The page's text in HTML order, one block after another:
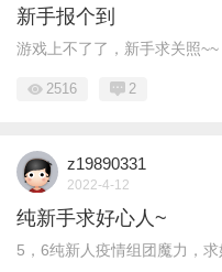
新手报个到
游戏上不了了，新手求关照~~
2516 2
z19890331
2022-4-12
纯新手求好心人~
5，6纯新人疫情组团魔力，